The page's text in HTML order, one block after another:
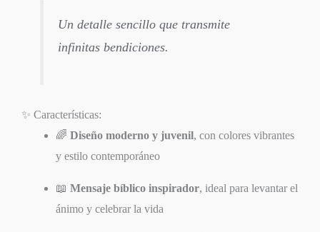
Un detalle sencillo que transmite
infinitas bendiciones.
✨ Características:
🌈 Diseño moderno y juvenil, con colores vibrantes
y estilo contemporáneo
📖 Mensaje bíblico inspirador, ideal para levantar el
ánimo y celebrar la vida